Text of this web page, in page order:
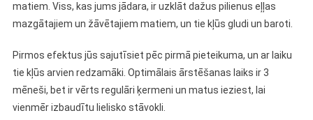
matiem. Viss, kas jums jādara, ir uzklāt dažus pilienus eļļas
mazgātajiem un žāvētajiem matiem, un tie kļūs gludi un baroti.
Pirmos efektus jūs sajutīsiet pēc pirmā pieteikuma, un ar laiku
tie kļūs arvien redzamāki. Optimālais ārstēšanas laiks ir 3
mēneši, bet ir vērts regulāri ķermeni un matus ieziest, lai
vienmēr izbaudītu lielisko stāvokli.